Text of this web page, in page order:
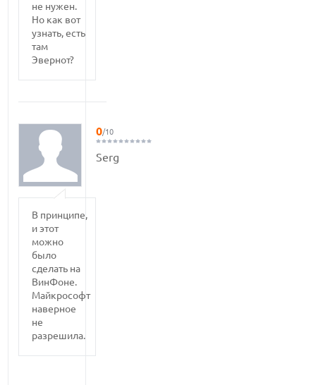
не нужен.
Но как вот
узнать, есть
там
Эвернот?
0/10
Serg
В принципе,
и этот
можно
было
сделать на
ВинФоне.
Майкрософт
наверное
не
разрешила.